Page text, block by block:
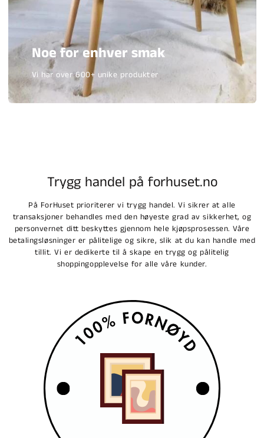
Noe for enhver smak
Vi har over 600+ unike produkter
Trygg handel på forhuset.no
På ForHuset prioriterer vi trygg handel. Vi sikrer at alle
transaksjoner behandles med den høyeste grad av sikkerhet, og
personvernet ditt beskyttes gjennom hele kjøpsprosessen. Våre
betalingsløsninger er pålitelige og sikre, slik at du kan handle med
tillit. Vi er dedikerte til å skape en trygg og pålitelig
shoppingopplevelse for alle våre kunder.